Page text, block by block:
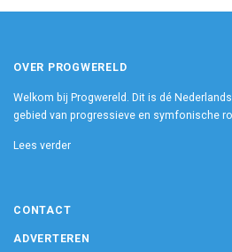
OVER PROGWERELD
Welkom bij Progwereld. Dit is dé
gebied van progressieve en symfonische
Lees verder
CONTACT
ADVERTEREN